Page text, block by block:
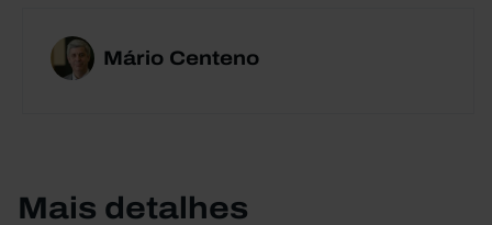
laborais duradouras, promove o desinvestimento
em formação e educação. Esta é uma das
emprego. As características estruturais do
Mário Centeno
Mais detalhes